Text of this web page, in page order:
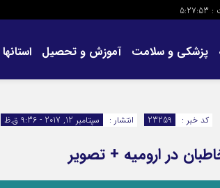
:
5:27:54
پزشکی و سلامت آموزش و تحصیل استانها
انتشار :
سپتامبر 12, 2017 - 9:36 ق.ظ کد خبر : 23259
در ارومیه + تصویر